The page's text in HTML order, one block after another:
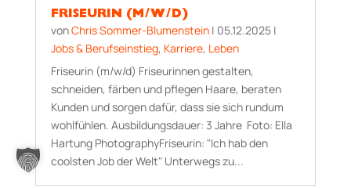
FRISEURIN (M/W/D)
vonChris Sommer-Blumenstein| 05.12.2025|
Jobs & Berufseinstieg, Karriere, Leben
Friseurin (m/w/d) Friseurinnen gestalten,
schneiden, färben und pflegen Haare, beraten
Kunden und sorgen dafür, dass sie sich rundum
wohlfühlen. Aus­bildungs­dauer: 3 Jahre Foto: Ella
Hartung PhotographyFriseurin: "Ich hab den
coolsten Job der Welt" Unterwegs zu...